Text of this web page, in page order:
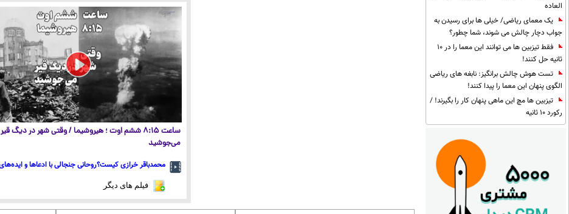
العاده
یک معمای ریاضی/ خیلی ها برای رسیدن به
جواب دچار چالش می شوند، شما چطور؟
فقط تیزبین ها می توانند این معما را در 10
ثانیه حل کنند!
تست هوش چالش برانگیز: نابغه های ریاضی
الگوی پنهان این معما را پیدا کنند!
تیزبین ها مچ این ماهی پنهان کار را بگیرند! /
رکورد 10 ثانیه
ساعت ۸:۱۵ ششم اوت ؛ هیروشیما / وقتی شهر در دیگ قیر
می‌جوشید
محمدباقر خرازی کیست؟روحانی جنجالی با ادعاها و
فیلم های دیگر